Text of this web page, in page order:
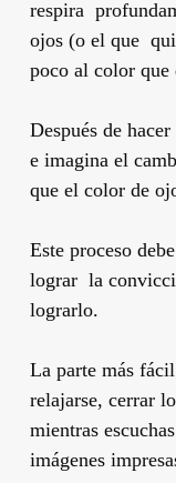
respira
ojos (o el que
poco al color que
Después de
e imagina el
que el color de
Este proceso
lograr la
lograrlo.
La parte más
relajarse, cerrar
mientras
imágenes